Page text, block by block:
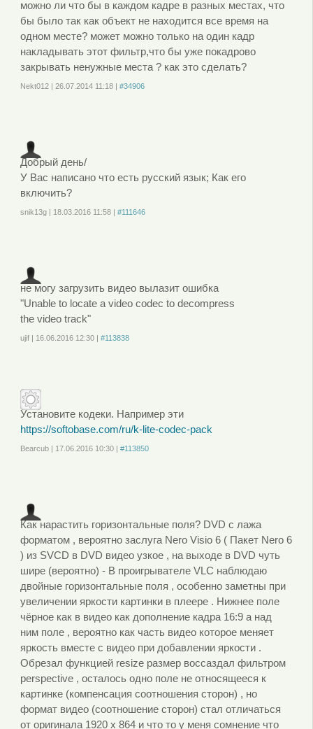
можно ли что бы в каждом кадре в разных местах, что
бы было так как объект не находится все время на
одном месте? может можно только на один кадр
накладывать этот фильтр,что бы уже покадрово
закрывать ненужные места ? как это сделать?
Nekt012 |26.07.2014 11:18 |#34906
Добрый день/
У Вас написано что есть русский язык; Как его
включить?
snik13g 18.03.2016 11:58 |#111646
не могу загрузить видео вылазит ошибка
"Unable to locate a video codec to decompress
the video track"
ujif 16.06.2016 12:30 |#113838
Установите кодеки. Например эти
https://softobase.com/ru/k-lite-codec-pack
Bearcub 17.06.2016 10:30 |#113850
Как нарастить горизонтальные поля? DVD с лажа
форматом , вероятно заслуга Nero Visio 6 ( Пакет Nero 6
) из SVCD в DVD видео узкое , на выходе в DVD чуть
шире (вероятно) - В проигрывателе VLC наблюдаю
двойные горизонтальные поля , особенно заметны при
увеличении яркости картинки в плеере . Нижнее поле
чёрное как в видео как дополнение кадра 16:9 а над
ним поле , вероятно как часть видео которое меняет
яркость вместе с видео при добавлении яркости .
Обрезал функцией resize размер воссаздал фильтром
perspective , осталось одно поле не относящееся к
картинке (компенсация соотношения сторон) , но
формат видео (соотношение сторон) стал отличаться
от оригинала 1920 х 864 и что то у меня сомнение что